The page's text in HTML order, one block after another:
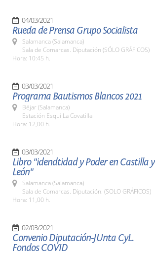
04/03/2021
Rueda de Prensa Grupo Socialista
Salamanca (Salamanca)
Sala de Comarcas. Diputación (SÓLO GRÁFICOS)
Hora: 10:45 h.
03/03/2021
Programa Bautismos Blancos 2021
Béjar (Salamanca)
Estación Esquí La Covatilla
Hora: 12,00 h.
03/03/2021
Libro "idendtidad y Poder en Castilla y
León"
Salamanca (Salamanca)
Sala de Comarcas. Diputación. (SOLO GRÁFICOS)
Hora: 11,00 h.
02/03/2021
Convenio Diputación-JUnta CyL.
Fondos COVID